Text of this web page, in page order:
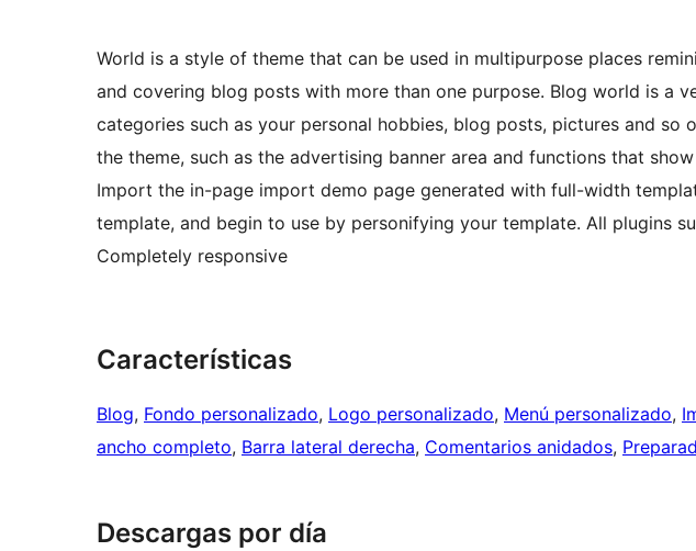
World is a style of theme that can be used in multipurpose places
and covering blog posts with more than one purpose. Blog world is a
categories such as your personal hobbies, blog posts, pictures and so
the theme, such as the advertising banner area and functions that
Import the in-page import demo page generated with full-width
template, and begin to use by personifying your template. All plugins
Completely responsive
Características
Blog, Fondo personalizado, Logo personalizado, Menú personalizado,
ancho completo, Barra lateral derecha, Comentarios anidados,
Descargas por día